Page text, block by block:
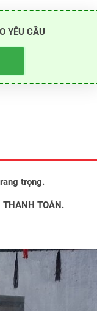
YÊU CẦU
trọng.
TOÁN.